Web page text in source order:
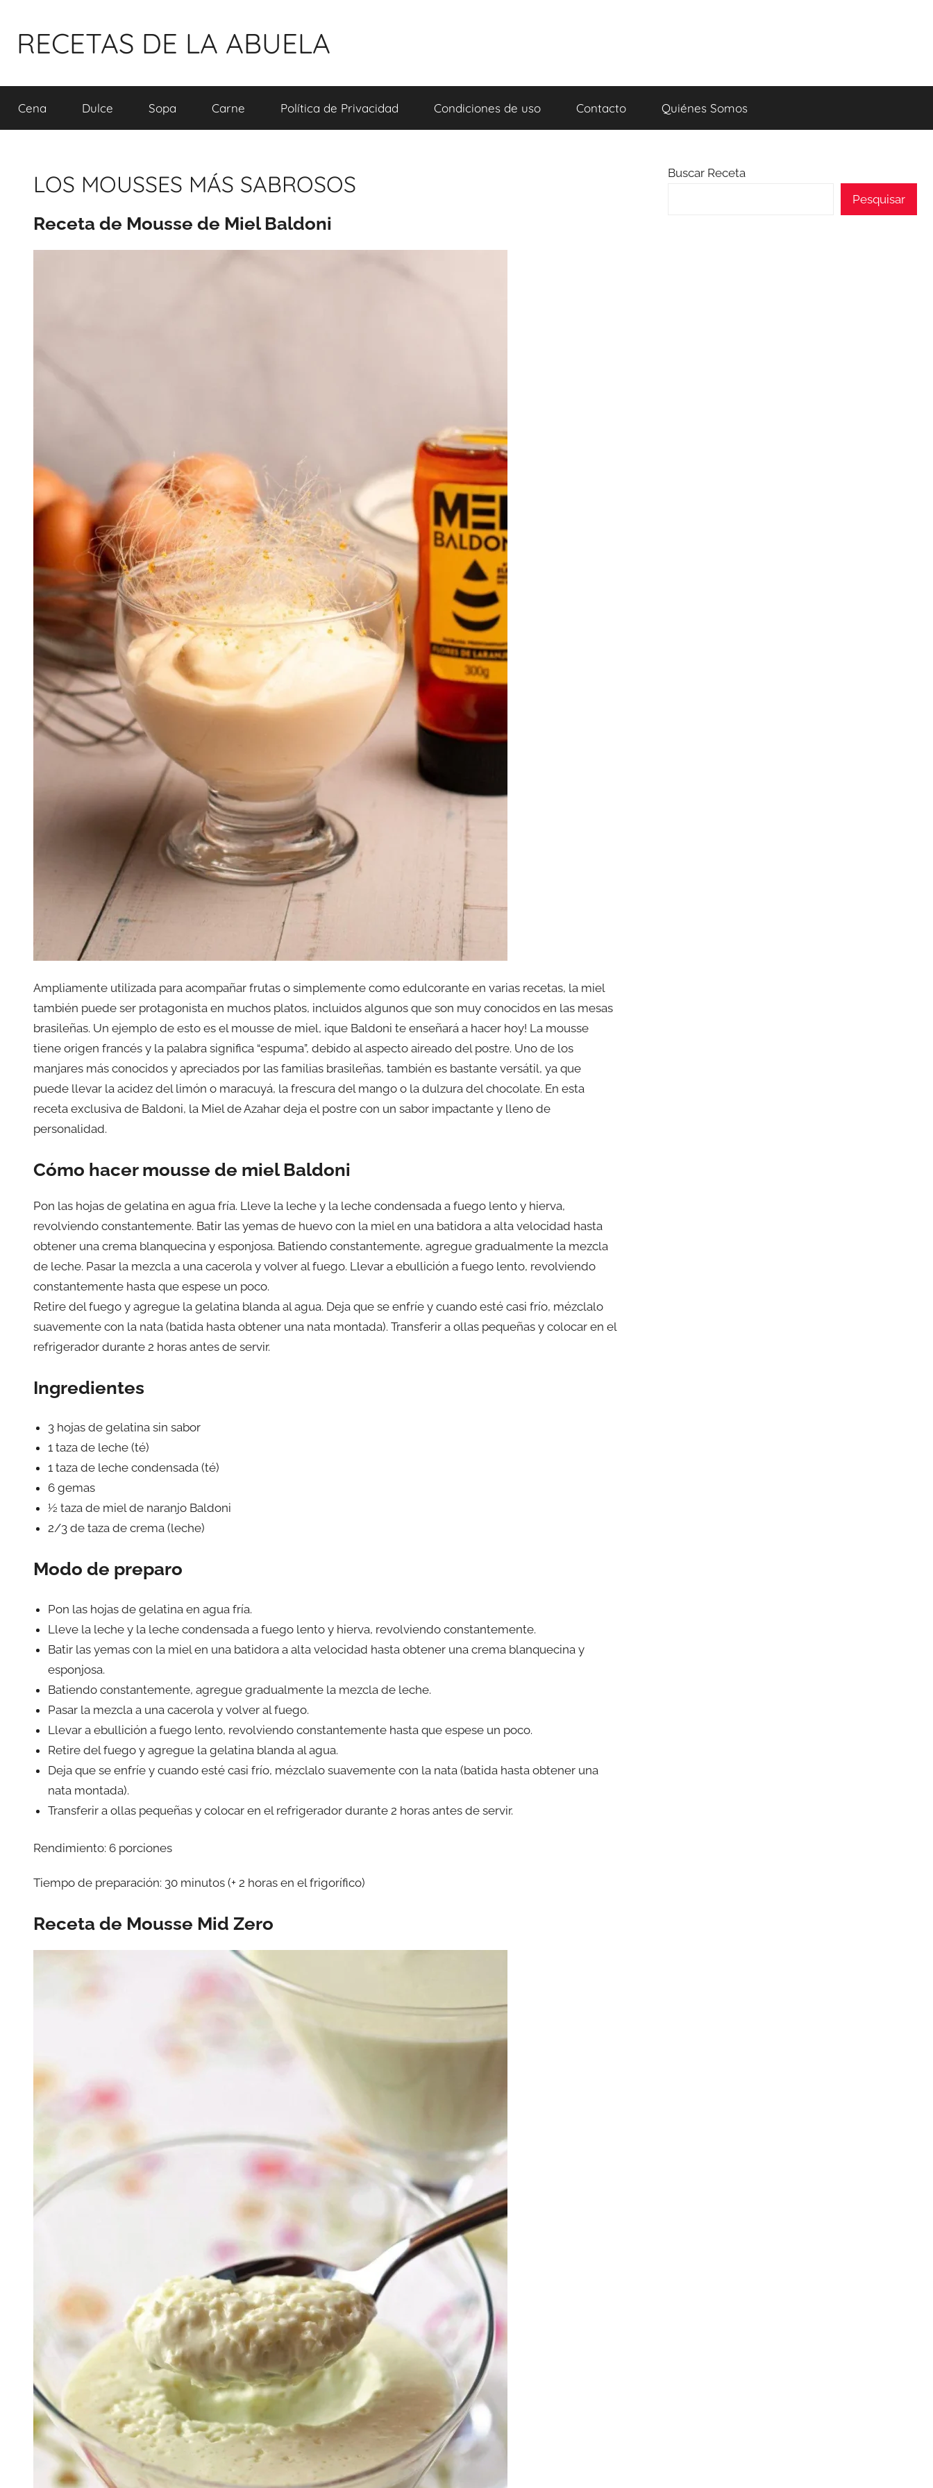
RECETAS DE LA ABUELA
Cena Dulce Sopa Carne Política de Privacidad Condiciones de uso Contacto Quiénes Somos
LOS MOUSSES MÁS SABROSOS
Receta de Mousse de Miel Baldoni
Ampliamente utilizada para acompañar frutas o simplemente como edulcorante en varias recetas, la miel
también puede ser protagonista en muchos platos, incluidos algunos que son muy conocidos en las mesas
brasileñas. Un ejemplo de esto es el mousse de miel, ¡que Baldoni te enseñará a hacer hoy! La mousse
tiene origen francés y la palabra significa “espuma”, debido al aspecto aireado del postre. Uno de los
manjares más conocidos y apreciados por las familias brasileñas, también es bastante versátil, ya que
puede llevar la acidez del limón o maracuyá, la frescura del mango o la dulzura del chocolate. En esta
receta exclusiva de Baldoni, la Miel de Azahar deja el postre con un sabor impactante y lleno de
personalidad.
Cómo hacer mousse de miel Baldoni
Pon las hojas de gelatina en agua fría. Lleve la leche y la leche condensada a fuego lento y hierva,
revolviendo constantemente. Batir las yemas de huevo con la miel en una batidora a alta velocidad hasta
obtener una crema blanquecina y esponjosa. Batiendo constantemente, agregue gradualmente la mezcla
de leche. Pasar la mezcla a una cacerola y volver al fuego. Llevar a ebullición a fuego lento, revolviendo
constantemente hasta que espese un poco.
Retire del fuego y agregue la gelatina blanda al agua. Deja que se enfríe y cuando esté casi frío, mézclalo
suavemente con la nata (batida hasta obtener una nata montada). Transferir a ollas pequeñas y colocar en el
refrigerador durante 2 horas antes de servir.
Ingredientes
3 hojas de gelatina sin sabor
1 taza de leche (té)
1 taza de leche condensada (té)
6 gemas
½ taza de miel de naranjo Baldoni
2/3 de taza de crema (leche)
Modo de preparo
Pon las hojas de gelatina en agua fría.
Lleve la leche y la leche condensada a fuego lento y hierva, revolviendo constantemente.
Batir las yemas con la miel en una batidora a alta velocidad hasta obtener una crema blanquecina y
esponjosa.
Batiendo constantemente, agregue gradualmente la mezcla de leche.
Pasar la mezcla a una cacerola y volver al fuego.
Llevar a ebullición a fuego lento, revolviendo constantemente hasta que espese un poco.
Retire del fuego y agregue la gelatina blanda al agua.
Deja que se enfríe y cuando esté casi frío, mézclalo suavemente con la nata (batida hasta obtener una
nata montada).
Transferir a ollas pequeñas y colocar en el refrigerador durante 2 horas antes de servir.
Rendimiento: 6 porciones
Tiempo de preparación: 30 minutos (+ 2 horas en el frigorífico)
Receta de Mousse Mid Zero
Buscar Receta
Pesquisar